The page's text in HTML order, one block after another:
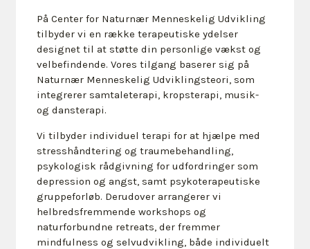
På Center for Naturnær Menneskelig Udvikling
tilbyder vi en række terapeutiske ydelser
designet til at støtte din personlige vækst og
velbefindende. Vores tilgang baserer sig på
Naturnær Menneskelig Udviklingsteori, som
integrerer samtaleterapi, kropsterapi, musik-
og dansterapi.
Vi tilbyder individuel terapi for at hjælpe med
stresshåndtering og traumebehandling,
psykologisk rådgivning for udfordringer som
depression og angst, samt psykoterapeutiske
gruppeforløb. Derudover arrangerer vi
helbredsfremmende workshops og
naturforbundne retreats, der fremmer
mindfulness og selvudvikling, både individuelt